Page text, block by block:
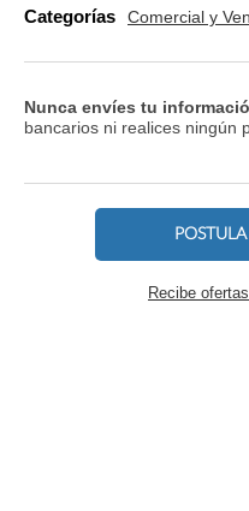
Categorías Comercial y
Nunca envíes tu
bancarios ni realices ningún
Recibe